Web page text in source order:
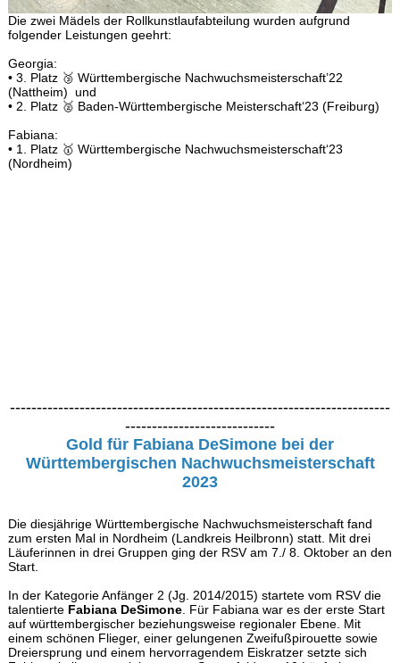
Die zwei Mädels der Rollkunstlaufabteilung wurden aufgrund
folgender Leistungen geehrt:
Georgia:
• 3. Platz 🥉 Württembergische Nachwuchsmeisterschaft’22
(Nattheim) und
• 2. Platz 🥈 Baden-Württembergische Meisterschaft‘23 (Freiburg)
Fabiana:
• 1. Platz 🥇 Württembergische Nachwuchsmeisterschaft‘23
(Nordheim)
-----------------------------------------------------------------------
----------------------------
Gold für Fabiana DeSimone bei der
Württembergischen Nachwuchsmeisterschaft
2023
Die diesjährige Württembergische Nachwuchsmeisterschaft fand
zum ersten Mal in Nordheim (Landkreis Heilbronn) statt. Mit drei
Läuferinnen in drei Gruppen ging der RSV am 7./ 8. Oktober an den
Start.
In der Kategorie Anfänger 2 (Jg. 2014/2015) startete vom RSV die
talentierte Fabiana DeSimone . Für Fabiana war es der erste Start
auf württembergischer beziehungsweise regionaler Ebene. Mit
einem schönen Flieger, einer gelungenen Zweifußpirouette sowie
Dreiersprung und einem hervorragendem Eiskratzer setzte sich